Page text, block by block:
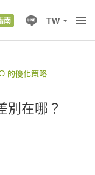
TW
的優化策略
別在哪？